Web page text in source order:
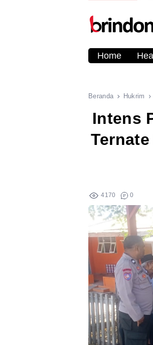
Home
Beranda Hukrim
Intens
4170 0